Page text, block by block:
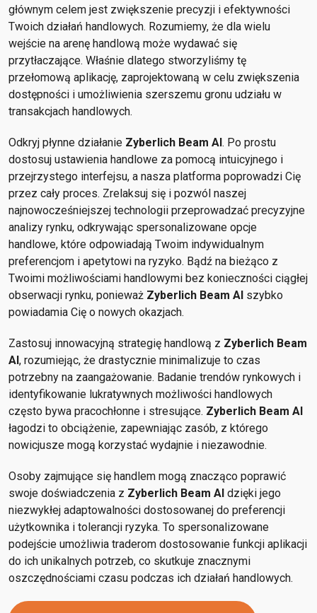
głównym celem jest zwiększenie precyzji i efektywności
Twoich działań handlowych. Rozumiemy, że dla wielu
wejście na arenę handlową może wydawać się
przytłaczające. Właśnie dlatego stworzyliśmy tę
przełomową aplikację, zaprojektowaną w celu zwiększenia
dostępności i umożliwienia szerszemu gronu udziału w
transakcjach handlowych.
Odkryj płynne działanie Zyberlich Beam AI. Po prostu
dostosuj ustawienia handlowe za pomocą intuicyjnego i
przejrzystego interfejsu, a nasza platforma poprowadzi Cię
przez cały proces. Zrelaksuj się i pozwól naszej
najnowocześniejszej technologii przeprowadzać precyzyjne
analizy rynku, odkrywając spersonalizowane opcje
handlowe, które odpowiadają Twoim indywidualnym
preferencjom i apetytowi na ryzyko. Bądź na bieżąco z
Twoimi możliwościami handlowymi bez konieczności ciągłej
obserwacji rynku, ponieważ Zyberlich Beam AI szybko
powiadamia Cię o nowych okazjach.
Zastosuj innowacyjną strategię handlową z Zyberlich Beam
AI, rozumiejąc, że drastycznie minimalizuje to czas
potrzebny na zaangażowanie. Badanie trendów rynkowych i
identyfikowanie lukratywnych możliwości handlowych
często bywa pracochłonne i stresujące. Zyberlich Beam AI
łagodzi to obciążenie, zapewniając zasób, z którego
nowicjusze mogą korzystać wydajnie i niezawodnie.
Osoby zajmujące się handlem mogą znacząco poprawić
swoje doświadczenia z Zyberlich Beam AI dzięki jego
niezwykłej adaptowalności dostosowanej do preferencji
użytkownika i tolerancji ryzyka. To spersonalizowane
podejście umożliwia traderom dostosowanie funkcji aplikacji
do ich unikalnych potrzeb, co skutkuje znacznymi
oszczędnościami czasu podczas ich działań handlowych.